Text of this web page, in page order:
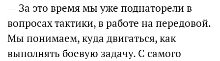
— За это время мы уже поднаторели в
вопросах тактики, в работе на передовой.
Мы понимаем, куда двигаться, как
выполнять боевую задачу. С самого